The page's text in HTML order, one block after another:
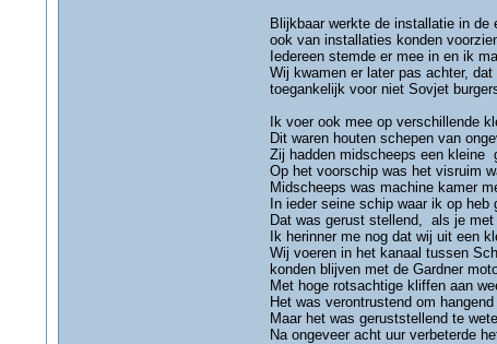
Blijkbaar werkte de installatie in
ook van installaties konden
Iedereen stemde er mee in en ik
Wij kwamen er later pas achter,
toegankelijk voor niet Sovjet
Ik voer ook mee op verschillende
Dit waren houten schepen van
Zij hadden midscheeps een kleine
Op het voorschip was het visruim
Midscheeps was machine kamer
In ieder seine schip waar ik op
Dat was gerust stellend, als je
Ik herinner me nog dat wij uit een
Wij voeren in het kanaal tussen
konden blijven met de Gardner
Met hoge rotsachtige kliffen aan
Het was verontrustend om
Maar het was geruststellend te
Na ongeveer acht uur verbeterde